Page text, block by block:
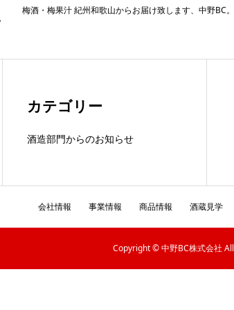
梅酒・梅果汁 紀州和歌山からお届け致します、中野BC。
カテゴリー
酒造部門からのお知らせ
会社情報 事業情報 商品情報 酒蔵見学
Copyright © 中野BC株式会社